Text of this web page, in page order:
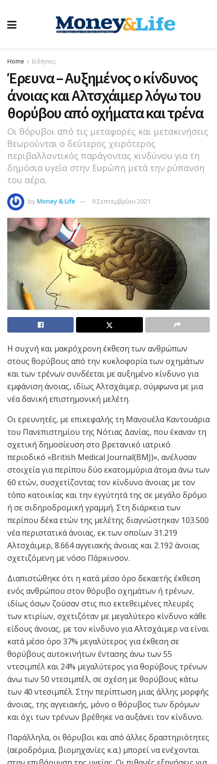
Home Ειδήσεις
Έρευνα – Αυξημένος ο κίνδυνος
άνοιας και Αλτσχάιμερ λόγω του
θορύβου από οχήματα και τρένα
Οι θόρυβοι από τις μεταφορές και μετακινήσεις
θεωρούνται ο δεύτερος χειρότερος
περιβαλλοντικός παράγοντας κινδύνου για τη
δημόσια υγεία στην Ευρώπη μετά την ρύπανση
του αέρα.
byMoney & Life 9 Σεπτεμβρίου 2021
Η συχνή και μακρόχρονη έκθεση των ανθρώπων
στους θορύβους από την κυκλοφορία των οχημάτων
και των τρένων συνδέεται με αυξημένο κίνδυνο για
εμφάνιση άνοιας, ιδίως Αλτσχάιμερ, σύμφωνα με μια
νέα δανική επιστημονική μελέτη.
Οι ερευνητές, με επικεφαλής τη Μανουέλα Καντουάρια
του Πανεπιστημίου της Νότιας Δανίας, που έκαναν τη
σχετική δημοσίευση στο βρετανικό ιατρικό
περιοδικό «British Medical Journal(BMJ)», ανέλυσαν
στοιχεία για περίπου δύο εκατομμύρια άτομα άνω των
60 ετών, συσχετίζοντας τον κίνδυνο άνοιας με τον
τόπο κατοικίας και την εγγύτητά της σε μεγάλο δρόμο
ή σε σιδηροδρομική γραμμή. Στη διάρκεια των
περίπου δέκα ετών της μελέτης διαγνώστηκαν 103.500
νέα περιστατικά άνοιας, εκ των οποίων 31.219
Αλτσχάιμερ, 8.664 αγγειακής άνοιας και 2.192 άνοιας
σχετιζόμενη με νόσο Πάρκινσον.
Διαπιστώθηκε ότι η κατά μέσο όρο δεκαετής έκθεση
ενός ανθρώπου στον θόρυβο οχημάτων ή τρένων,
ιδίως όσων ζούσαν στις πιο εκτεθειμένες πλευρές
των κτιρίων, σχετιζόταν με μεγαλύτερο κίνδυνο κάθε
είδους άνοιας, με τον κίνδυνο για Αλτσχάιμερ να είναι
κατά μέσο όρο 37% μεγαλύτερος για έκθεση σε
θορύβους αυτοκινήτων έντασης άνω των 55
ντεσιμπέλ και 24% μεγαλύτερος για θορύβους τρένων
άνω των 50 ντεσιμπέλ, σε σχέση με θορύβους κάτω
των 40 ντεσιμπέλ. Στην περίπτωση μιας άλλης μορφής
άνοιας, της αγγειακής, μόνο ο θόρυβος των δρόμων
και όχι των τρένων βρέθηκε να αυξάνει τον κίνδυνο.
Παράλληλα, οι θόρυβοι και από άλλες δραστηριότητες
(αεροδρόμια, βιομηχανίες κ.α.) μπορεί να ενέχονται